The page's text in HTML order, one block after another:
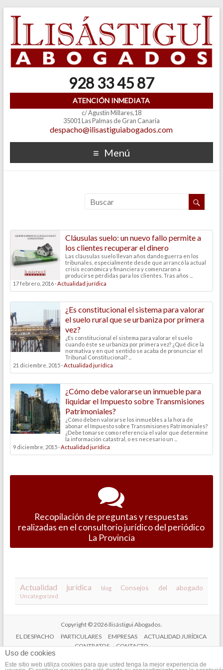
928 33 45 87
ATENCIÓN INMEDIATA
c/ Agustín Millares,18
35001 Las Palmas de Gran Canaria
despacho@ilisastiguiabogados.com
Menú
Cláusulas suelo: un nuevo fallo permite a
los clientes recuperar el dinero
Las cláusulas suelo llevan años dando guerra en los
tribunales, especialmente desde que arrancó la actual
crisis económica y financiera y comenzaron a
producirse pérdidas para los clientes. Tras años ...
17 febrero, 2016 ·Actualidad jurídica
¿Es constitucional el sistema para valorar
el suelo rural que se urbaniza por primera
vez?
¿Es constitucional el sistema para valorar el suelo
cuando éste se urbaniza por primera vez? ¿Qué dice la
normativa y en qué sentido se acaba de pronunciar el
Tribunal Constitucional? ...
21 diciembre, 2015 ·Actualidad jurídica
¿Cómo debe valorarse un inmueble para
liquidar el Impuesto sobre Transmisiones
Patrimoniales?
¿Cómo deben valorarse los inmuebles a la hora de
abonar el Impuesto sobre Transmisiones Patrimoniales?
¿Debe tomarse como referencia el valor que determine
la información catastral, o es necesario un ...
9 diciembre, 2015 ·Actualidad jurídica
Recopilación de preguntas y respuestas
realizadas en el consultorio jurídico del periódico
La Provincia
Actualidad jurídica blog Consejos del abogado
Uncategorized
Copyright © 2026 Ilisástigui Abogados
EL DESPACHO
PARTICULARES EMPRESAS
ACTUALIDAD JURÍDICA
CONTRATOS
CONTACTO
Aviso Legal
Uso de cookies
Este sitio web utiliza cookies para que usted tenga la mejor experiencia de